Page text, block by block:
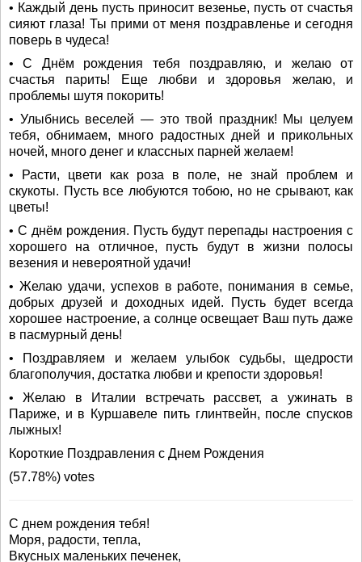
• Каждый день пусть приносит везенье, пусть от счастья
сияют глаза! Ты прими от меня поздравленье и сегодня
поверь в чудеса!
• С Днём рождения тебя поздравляю, и желаю от
счастья парить! Еще любви и здоровья желаю, и
проблемы шутя покорить!
• Улыбнись веселей — это твой праздник! Мы целуем
тебя, обнимаем, много радостных дней и прикольных
ночей, много денег и классных парней желаем!
• Расти, цвети как роза в поле, не знай проблем и
скукоты. Пусть все любуются тобою, но не срывают, как
цветы!
• С днём рождения. Пусть будут перепады настроения с
хорошего на отличное, пусть будут в жизни полосы
везения и невероятной удачи!
• Желаю удачи, успехов в работе, понимания в семье,
добрых друзей и доходных идей. Пусть будет всегда
хорошее настроение, а солнце освещает Ваш путь даже
в пасмурный день!
• Поздравляем и желаем улыбок судьбы, щедрости
благополучия, достатка любви и крепости здоровья!
• Желаю в Италии встречать рассвет, а ужинать в
Париже, и в Куршавеле пить глинтвейн, после спусков
лыжных!
Короткие Поздравления с Днем Рождения
(57.78%) votes
С днем рождения тебя!
Моря, радости, тепла,
Вкусных маленьких печенек,